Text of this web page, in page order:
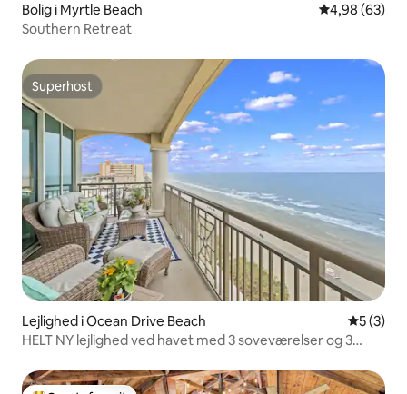
Bolig i Myrtle Beach 4,98 ud af 5 i
4,98 (63)
Southern Retreat
Superhost
Superhost
Lejlighed i Ocean Drive Beach 5 ud af 5
5 (3)
HELT NY lejlighed ved havet med 3 soveværelser og 3